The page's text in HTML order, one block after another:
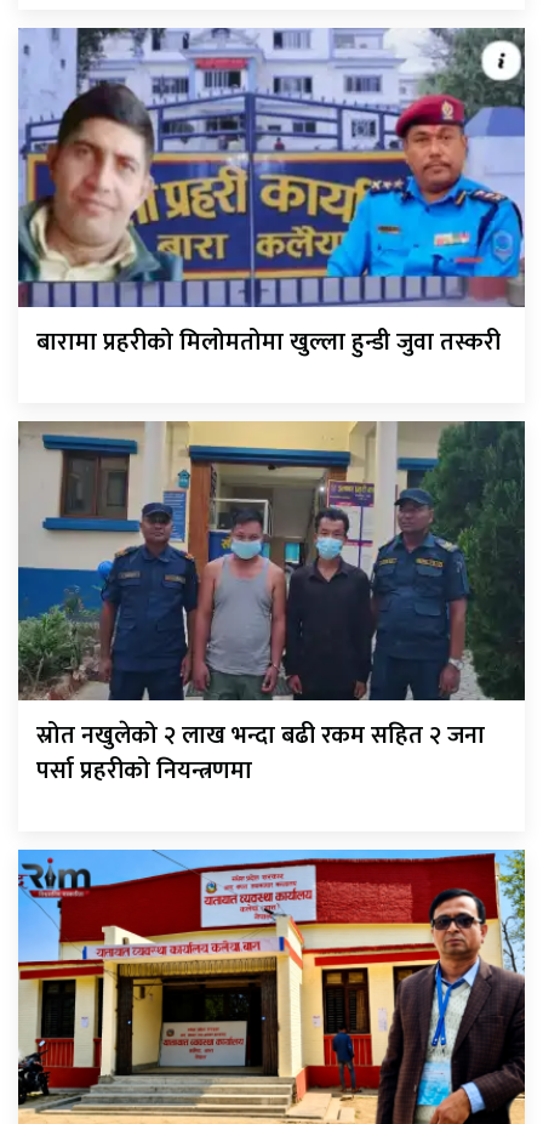
बारामा प्रहरीको मिलोमतोमा खुल्ला हुन्डी जुवा तस्करी
स्रोत नखुलेको २ लाख भन्दा बढी रकम सहित २ जना
पर्सा प्रहरीको नियन्त्रणमा